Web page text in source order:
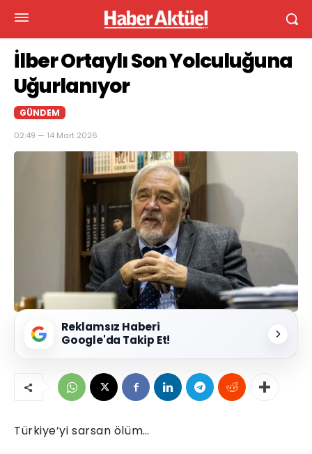
İlber Ortaylı Son Yolculuğuna
Uğurlanıyor
GÜNDEM
02:49 — 14 Mart 2026
Reklamsız Haberi
Google'da Takip Et!
Türkiye’yi sarsan ölüm…